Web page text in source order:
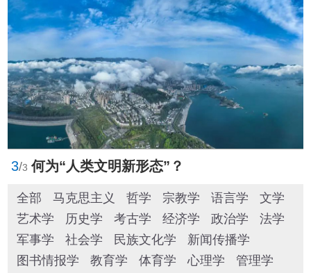
社科要闻
人文北京
社科卡片
社科讲堂
科普活动
3/3 何为“人类文明新形态”？
全部 马克思主义 哲学 宗教学 语言学
文学
艺术学
历史学 考古学 经济学 政治学
法学
军事学
社会学 民族文化学
新闻传播学
图书情报学
教育学 体育学 心理学
管理学